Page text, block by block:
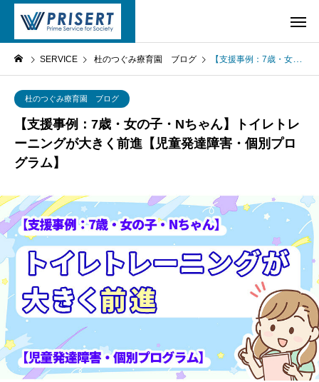
SERVICE 杜のつぐみ療育園 ブログ 【支援事例：7歳・女の子・Nちゃん】トイレトレーニングが大きく前進【児童発達障害・個別プログラム】
杜のつぐみ療育園 ブログ
【支援事例：7歳・女の子・Nちゃん】トイレトレ
ーニングが大きく前進【児童発達障害・個別プロ
グラム】